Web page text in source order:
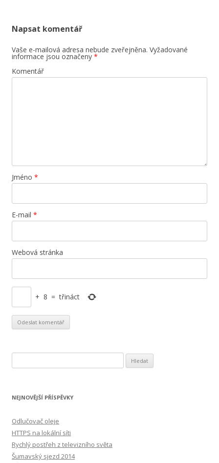
Napsat komentář
Vaše e-mailová adresa nebude zveřejněna. Vyžadované
informace jsou označeny *
Komentář
Jméno *
E-mail *
Webová stránka
+ 8 = třináct
NEJNOVĚJŠÍ PŘÍSPĚVKY
Odlučovač oleje
HTTPS na lokální síti
Rychlý postřeh z televizního světa
Šumavský sjezd 2014